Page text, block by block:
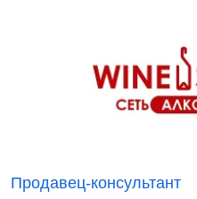
Продавец-консультант